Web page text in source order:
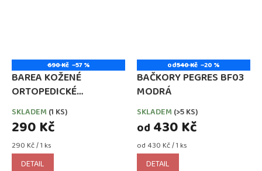
690 Kč –57 %
BAREA KOŽENÉ
ORTOPEDICKÉ
PANTOFLE ŽLUTÉ
SKLADEM (1 KS)
290 Kč
Měrná
cena:
290 Kč / 1 ks
DETAIL
od540 Kč –20 %
BAČKORY PEGRES BF03
MODRÁ
SKLADEM (>5 KS)
od 430 Kč
Měrná
cena:
od 430 Kč / 1 ks
DETAIL